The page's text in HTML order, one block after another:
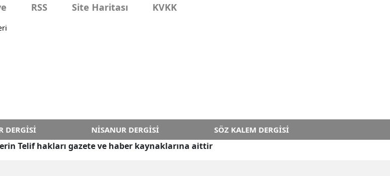
RSS Site Haritası KVKK
DERGISI NISANUR DERGISI SÖZ KALEM DERGISI
Telif hakları gazete ve haber kaynaklarına aittir